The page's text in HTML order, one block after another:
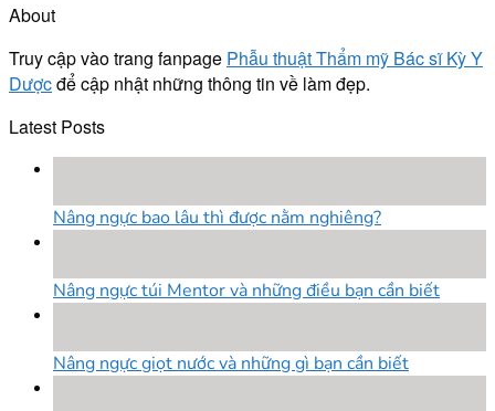
About
Truy cập vào trang fanpage Phẫu thuật Thẩm mỹ Bác sĩ Kỳ Y
Dượcđể cập nhật những thông tin về làm đẹp.
Latest Posts
Nâng ngực bao lâu thì được nằm nghiêng?
Nâng ngực túi Mentor và những điều bạn cần biết
Nâng ngực giọt nước và những gì bạn cần biết